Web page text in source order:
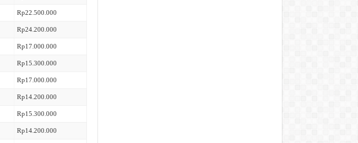
Rp22.500.000
Rp24.200.000
Rp17.000.000
Rp15.300.000
Rp17.000.000
Rp14.200.000
Rp15.300.000
Rp14.200.000